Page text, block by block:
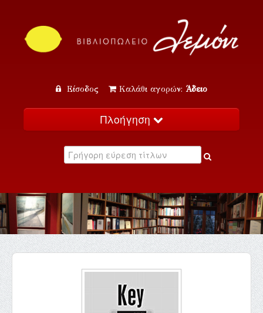
Είσοδος Καλάθι αγορών: Άδειο
Πλοήγηση
Κατάλογος
Εκδηλώσεις
Επικοινωνία